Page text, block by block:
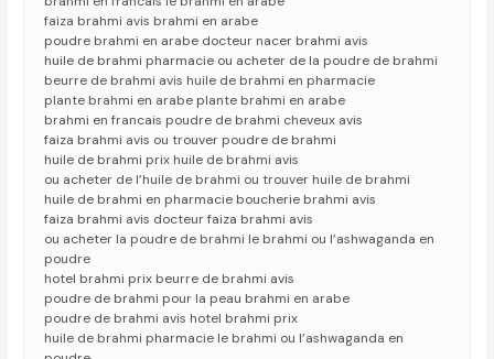
faiza brahmi avis brahmi en arabe
poudre brahmi en arabe docteur nacer brahmi avis
huile de brahmi pharmacie ou acheter de la poudre de brahmi
beurre de brahmi avis huile de brahmi en pharmacie
plante brahmi en arabe plante brahmi en arabe
brahmi en francais poudre de brahmi cheveux avis
faiza brahmi avis ou trouver poudre de brahmi
huile de brahmi prix huile de brahmi avis
ou acheter de l’huile de brahmi ou trouver huile de brahmi
huile de brahmi en pharmacie boucherie brahmi avis
faiza brahmi avis docteur faiza brahmi avis
ou acheter la poudre de brahmi le brahmi ou l’ashwaganda en
poudre
hotel brahmi prix beurre de brahmi avis
poudre de brahmi pour la peau brahmi en arabe
poudre de brahmi avis hotel brahmi prix
huile de brahmi pharmacie le brahmi ou l’ashwaganda en